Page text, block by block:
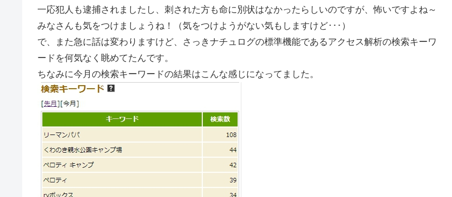
一応犯人も逮捕されましたし、刺された方も命に別状はなかったらしいのですが、怖いですよね～
みなさんも気をつけましょうね！（気をつけようがない気もしますけど･･･）
で、また急に話は変わりますけど、さっきナチュログの標準機能であるアクセス解析の検索キーワ
ードを何気なく眺めてたんです。
ちなみに今月の検索キーワードの結果はこんな感じになってました。